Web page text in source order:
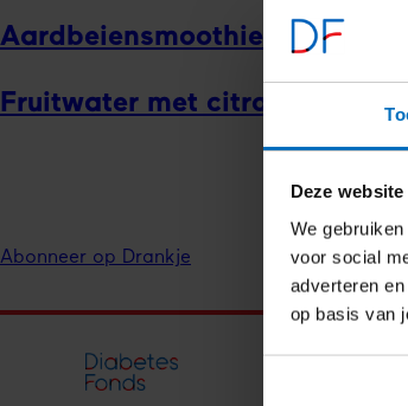
Deze
We
voor social
adverteren
op basis van
Aardbeiensmoothie
Fruitwater met citroen en
Abonneer op Drankje